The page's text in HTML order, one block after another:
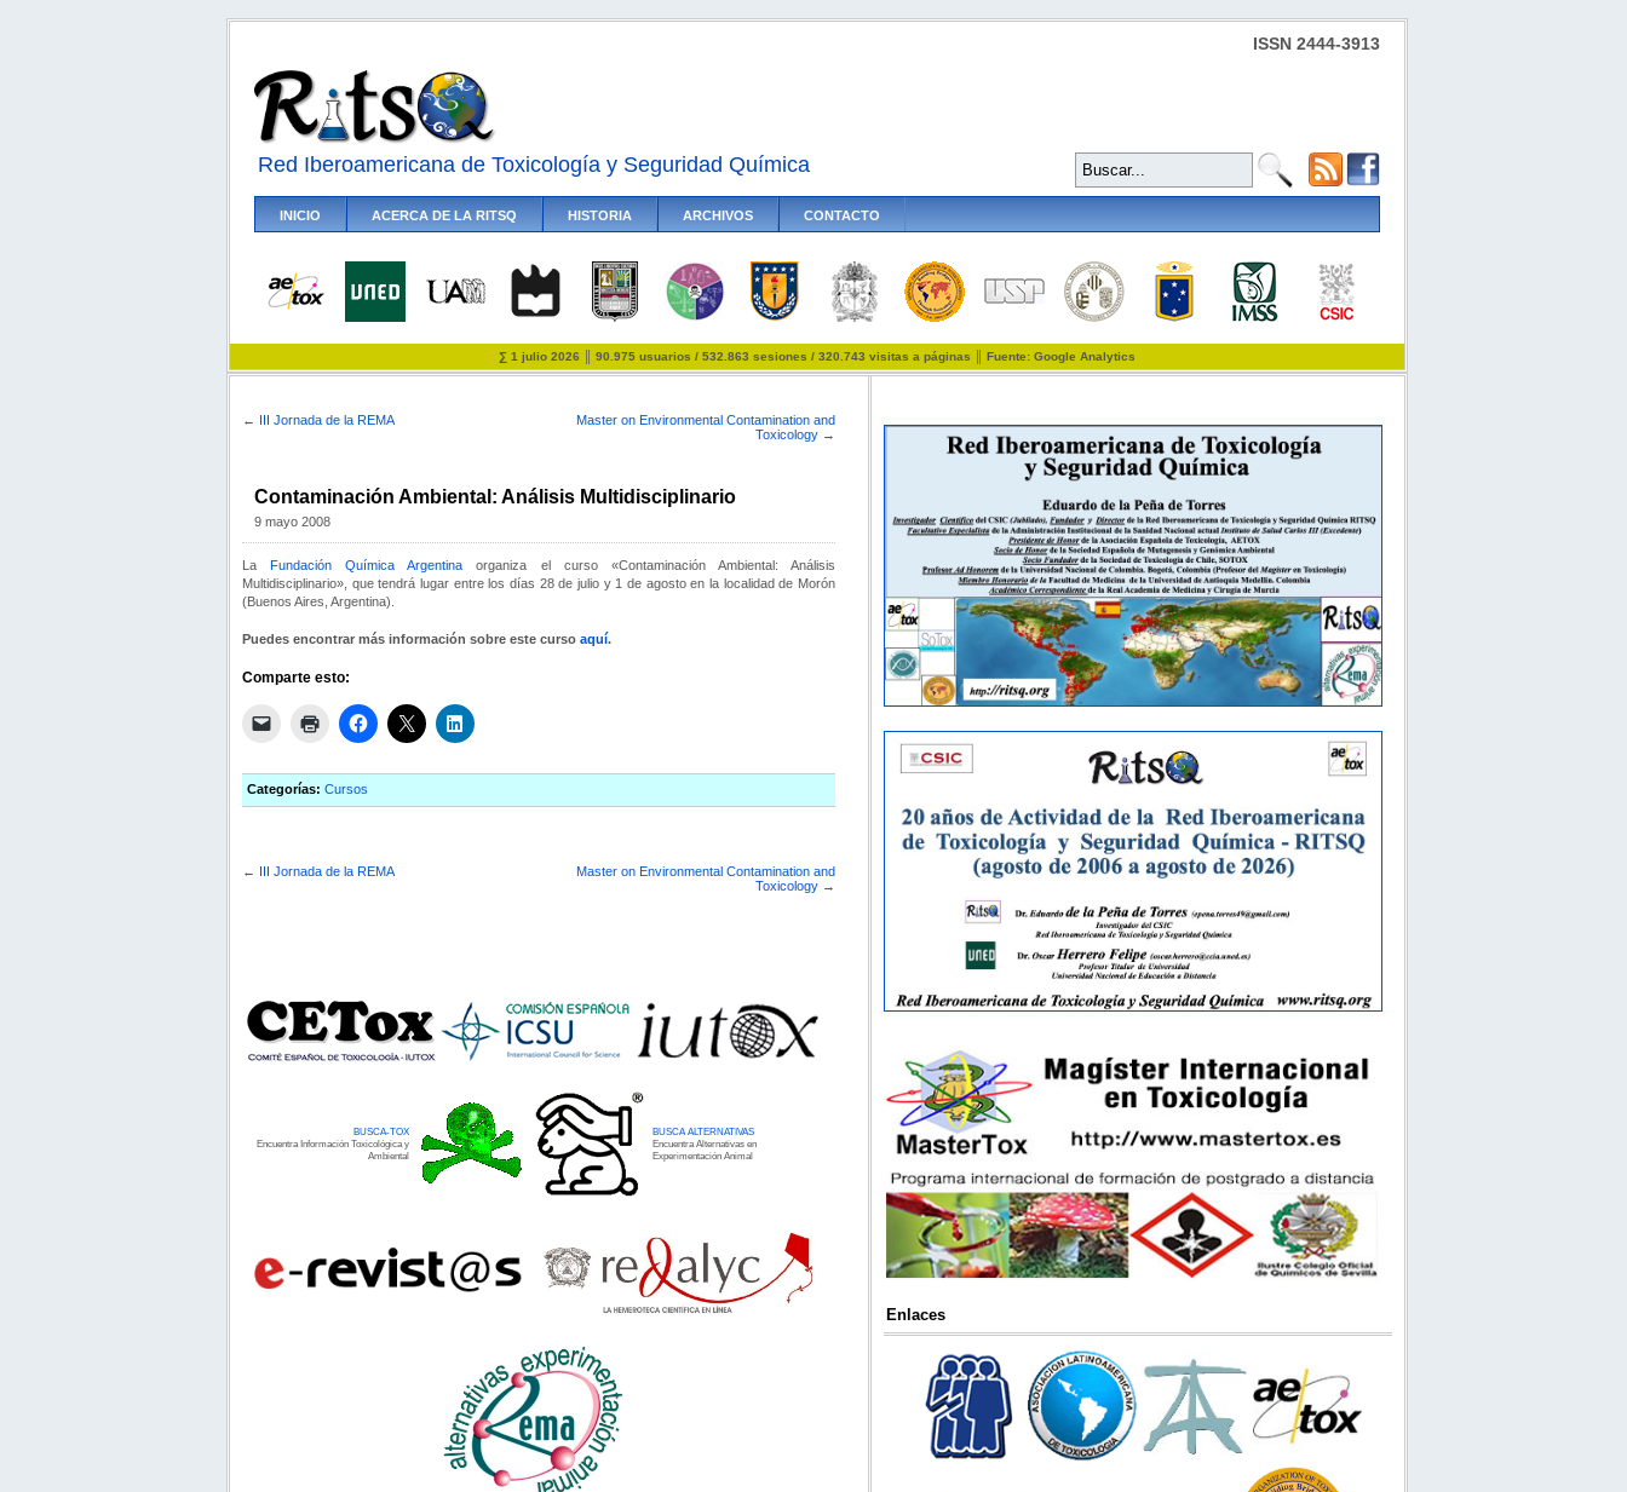
ISSN 2444-3913
Red Iberoamericana de Toxicología y Seguridad Química
INICIO ACERCA DE LA RITSQ HISTORIA ARCHIVOS CONTACTO
∑ 1 julio 2026 ║ 90.975 usuarios / 532.863 sesiones / 320.743 visitas a páginas ║ Fuente: Google Analytics
← III Jornada de la REMA
Master on Environmental Contamination and
Toxicology →
Contaminación Ambiental: Análisis Multidisciplinario
9 mayo 2008
LaFundación Química Argentina organiza el curso «Contaminación Ambiental: Análisis
Multidisciplinario», que tendrá lugar entre los días 28 de julio y 1 de agosto en la localidad de Morón
(Buenos Aires, Argentina).
Puedes encontrar más información sobre este curso aquí.
Comparte esto:
Categorías: Cursos
← III Jornada de la REMA
Master on Environmental Contamination and
Toxicology →
BUSCA-TOX
Encuentra Información Toxicológica y
Ambiental
BUSCA ALTERNATIVAS
Encuentra Alternativas en
Experimentación Animal
Enlaces